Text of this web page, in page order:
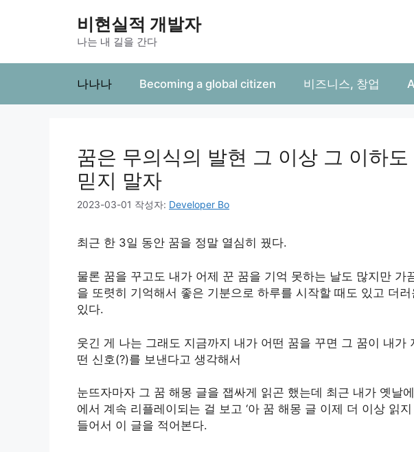
뛰
비현실적 개발자
나는 내 길을 간다
나나나 Becoming a global citizen 비즈니스, 창업
꿈은 무의식의 발현 그 이상 그 이하
믿지 말자
2023-03-01 작성자: Developer Bo
최근 한 3일 동안 꿈을 정말 열심히 꿨다.
물론 꿈을 꾸고도 내가 어제 꾼 꿈을 기억 못하는 날도 많지만 가
을 또렷히 기억해서 좋은 기분으로 하루를 시작할 때도 있고 더
있다.
웃긴 게 나는 그래도 지금까지 내가 어떤 꿈을 꾸면 그 꿈이 내가
떤 신호(?)를 보낸다고 생각해서
눈뜨자마자 그 꿈 해몽 글을 잽싸게 읽곤 했는데 최근 내가 옛날
에서 계속 리플레이되는 걸 보고 ‘아 꿈 해몽 글 이제 더 이상 읽
들어서 이 글을 적어본다.